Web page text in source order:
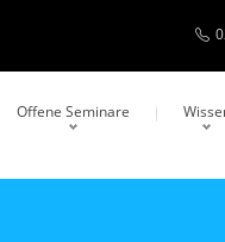
Offene Seminare